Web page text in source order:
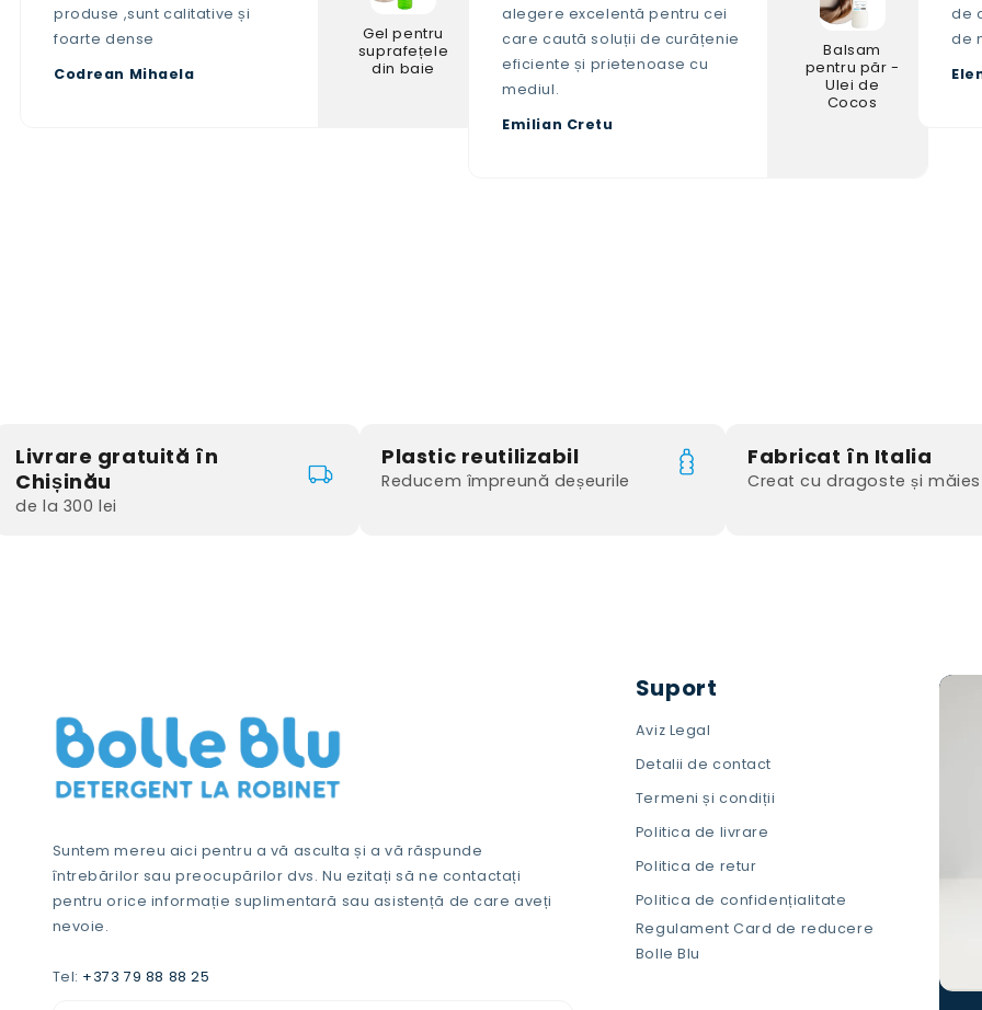
produse ,sunt calitative și
foarte dense
Codrean Mihaela
Gel pentru
suprafețele
din baie
alegere excelentă pentru cei
care caută soluții de curățenie
eficiente și prietenoase cu
mediul.
Emilian Cretu
Balsam
pentru păr -
Ulei de
Cocos
de
de
Livrare gratuită în
Chișinău
de la 300 lei
Plastic reutilizabil
Reducem împreună deșeurile
Fabricat în Italia
Creat cu dragoste și
Suntem mereu aici pentru a vă asculta și a vă răspunde
întrebărilor sau preocupărilor dvs. Nu ezitați să ne contactați
pentru orice informație suplimentară sau asistență de care aveți
nevoie.
Tel: +373 79 88 88 25
Suport
Aviz Legal
Detalii de contact
Termeni și condiții
Politica de livrare
Politica de retur
Politica de confidențialitate
Regulament Card de reducere
Bolle Blu